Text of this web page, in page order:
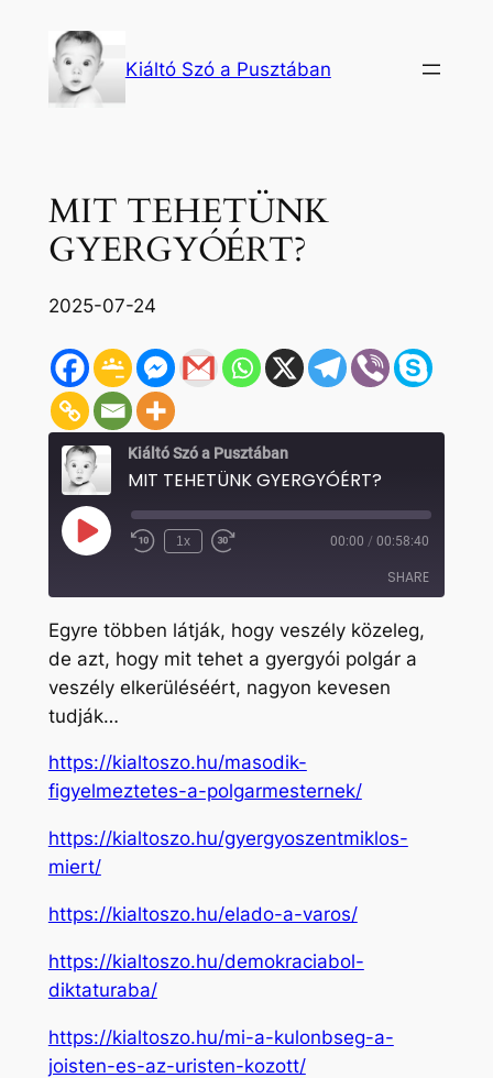
tartalomhoz
Kiáltó Szó a Pusztában
MIT TEHETÜNK
GYERGYÓÉRT?
2025-07-24
Kiáltó Szó a Pusztában
MIT TEHETÜNK GYERGYÓÉRT?
Play
Episode Rewind
1x
Fast
seconds
00:00 / 00:58:40
SHARE
SHARE
LINK
EMBED
Egyre többen látják, hogy veszély közeleg,
de azt, hogy mit tehet a gyergyói polgár a
veszély elkerüléséért, nagyon kevesen
tudják…
https://kialtoszo.hu/masodik-
figyelmeztetes-a-polgarmesternek/
https://kialtoszo.hu/gyergyoszentmiklos-
miert/
https://kialtoszo.hu/elado-a-varos/
https://kialtoszo.hu/demokraciabol-
diktaturaba/
https://kialtoszo.hu/mi-a-kulonbseg-a-
joisten-es-az-uristen-kozott/